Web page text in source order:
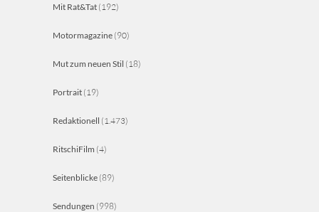
Mit Rat&Tat (192)
Motormagazine (90)
Mut zum neuen Stil (18)
Portrait (19)
Redaktionell (1.473)
RitschiFilm (4)
Seitenblicke (89)
Sendungen (998)